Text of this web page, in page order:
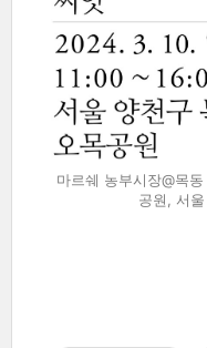
마르쉐 농부시장@목
공원, 서